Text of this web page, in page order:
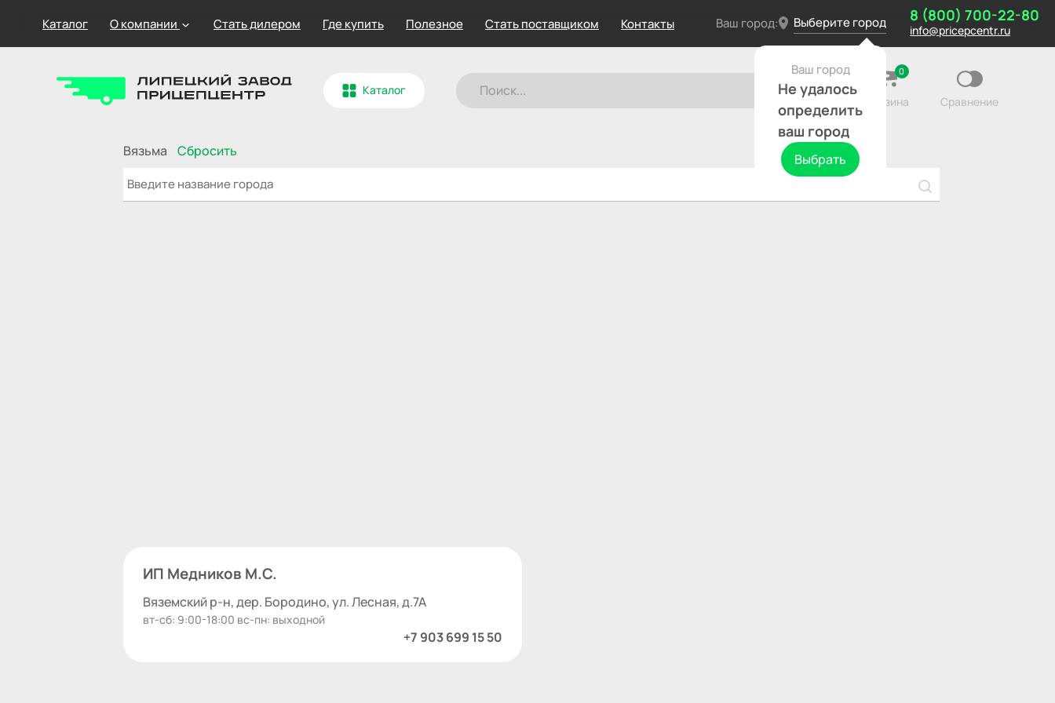
Каталог О компании Стать дилером Где купить Полезное Стать поставщиком Контакты Ваш город: Выберите город
Ваш город
Не удалось
определить
ваш город
Выбрать
8 (800) 700-22-80
info@pricepcentr.ru
Каталог
0
Корзина Сравнение
Вязьма Сбросить
ИП Медников М.С.
Вяземский р-н, дер. Бородино, ул. Лесная, д.7А
вт-сб: 9:00-18:00 вс-пн: выходной
+7 903 699 15 50